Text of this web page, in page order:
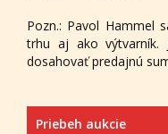
Pozn.: Pavol Hammel
trhu aj ako výtvarník.
dosahovať predajnú
Priebeh aukcie